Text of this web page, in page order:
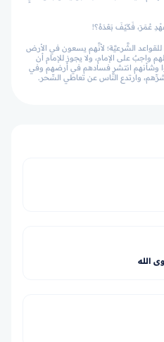
عُمَرَ، فَكَيْفَ بَعْدَهُ؟!
الشَّرعيَّة؛ لأنَّهم يسعون في الأرض
واجبٌ على الإمام، ولا يجوز للإمام أن
وشأنهم انتشر فسادهم في أرضهم وفي
وارتدع النَّاس عن تعاطي السِّحر.
الله